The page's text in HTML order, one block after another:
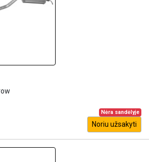
Nėra sandėlyje
Noriu užsakyti